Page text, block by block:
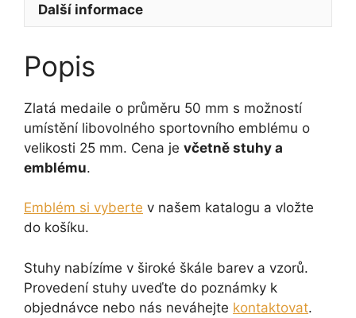
Další informace
Popis
Zlatá medaile o průměru 50 mm s možností
umístění libovolného sportovního emblému o
velikosti 25 mm. Cena je včetně stuhy a
emblému.
Emblém si vyberte v našem katalogu a vložte
do košíku.
Stuhy nabízíme v široké škále barev a vzorů.
Provedení stuhy uveďte do poznámky k
objednávce nebo nás neváhejte kontaktovat.